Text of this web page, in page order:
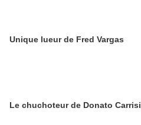
Unique lueur de Fred Vargas
Le chuchoteur de Donato Carrisi